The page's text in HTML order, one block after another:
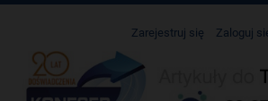
Zarejestruj się Zaloguj